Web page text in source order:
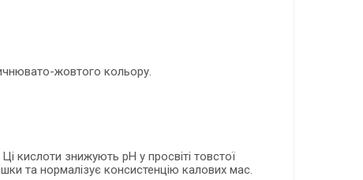
жовтого кольору.
кислоти знижують рН у просвіті товстої
та нормалізує консистенцію калових мас.